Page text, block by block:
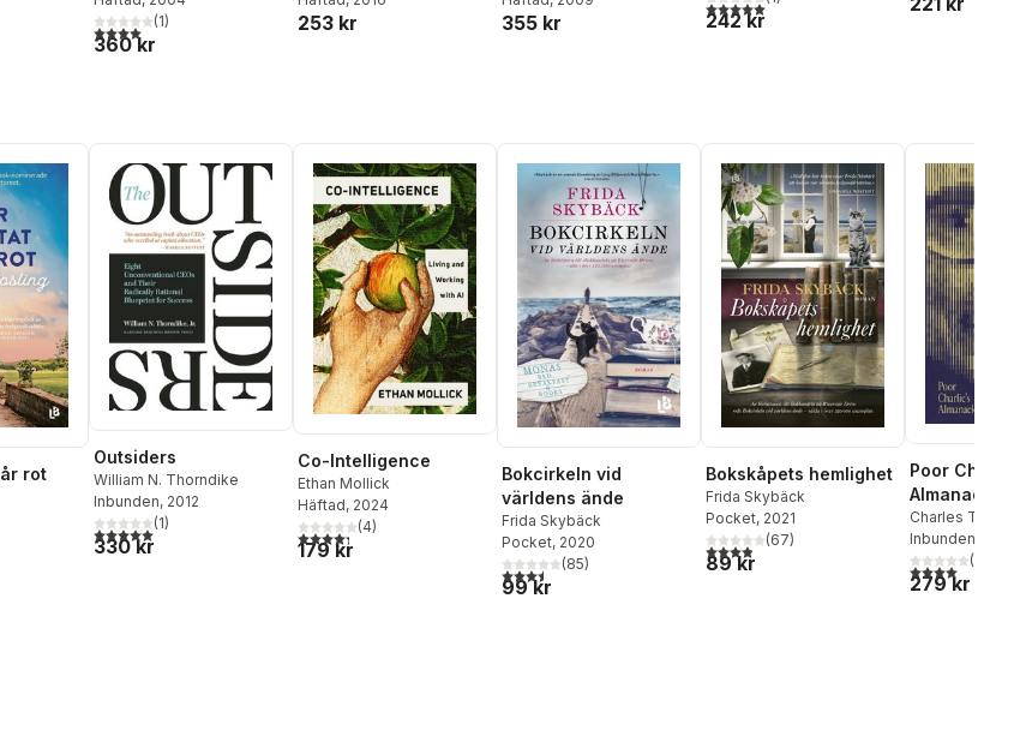
4,0utav 5 stjärnor. Totalt antal röster:
(1)
360 kr
253 kr
NYC Subways,
355 kr
5,0utav 5 stjärnor. Totalt antal röster:
242 kr
rot
Totalt antal röster:
Outsiders
William N. Thorndike
Inbunden, 2012
5,0utav 5 stjärnor. Totalt antal röster:
(1)
330 kr
Co-Intelligence
Ethan Mollick
Häftad, 2024
4,3utav 5 stjärnor. Totalt antal röster:
(4)
179 kr
Bokcirkeln vid
världens ände
Frida Skybäck
Pocket, 2020
3,5utav 5 stjärnor. Totalt antal röster:
(85)
99 kr
Bokskåpets hemlighet
Frida Skybäck
Pocket, 2021
3,9utav 5 stjärnor. Totalt antal röster:
(67)
89 kr
Poor Charlie's
Almanack
Charles T.
Kaufman
Inbunden
4,0utav 5(
279 kr